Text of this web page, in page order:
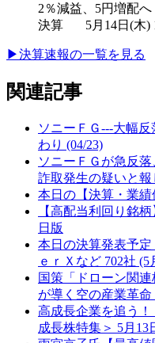
2％減益、5円増配へ
決算
5月14日(木)
▶︎決算速報の一覧を見る
関連記事
ソニーＦＧ---大幅
わり (04/23)
ソニーＦＧが急反
詐取発生の疑いと報
本日の【決算・業
【高配当利回り銘
日版
本日の決算発表予
ｅｒＸなど 702社 (5
国策「ドローン関
が導く空の産業革命
高成長企業を追う！
成長株特集＞ 5月13